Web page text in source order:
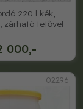
000,-
220 l kék,
zárható tetővel
02296